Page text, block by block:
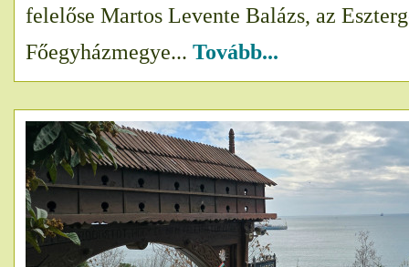
felelőse Martos Levente Balázs, az
Főegyházmegye... Tovább...